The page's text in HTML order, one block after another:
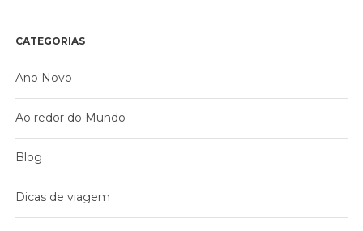
CATEGORIAS
Ano Novo
Ao redor do Mundo
Blog
Dicas de viagem